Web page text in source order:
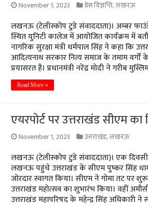
November 1, 2023 प्रेस विज्ञप्ति,लखनऊ
लखनऊ (टेलीस्कोप टुडे संवाददाता)। अम्बर
स्थित युनिटी कालेज में आयोजित कार्यक्रम में
नागरिक सुरक्षा मंत्री धर्मपाल सिंह ने कहा कि
आदित्यनाथ सरकार नित्य समाज के तमाम वर्गों
प्रयासरत है। प्रधानमंत्री नरेंद्र मोदी ने गरीब
Read More »
एयरपोर्ट पर उत्तराखंड सीएम
November 1, 2023 उत्तराखंड,लखनऊ
लखनऊ (टेलीस्कोप टुडे संवाददाता)। एक
लखनऊ पहुंचे उत्तराखंड के सीएम पुष्कर सिंह
जोरदार स्वागत किया। सीएम ने गोमा तट पर
उत्तराखंड महोत्सव का शुभारंभ किया। वहीं
उत्तराखंड महापरिषद के महेन्द्र सिंह अधिकारी